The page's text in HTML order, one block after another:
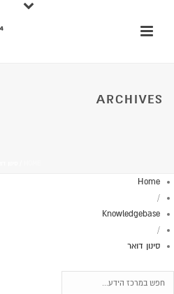
ARCHIVES
Home
/
Knowledgebase
/
סינון דואר